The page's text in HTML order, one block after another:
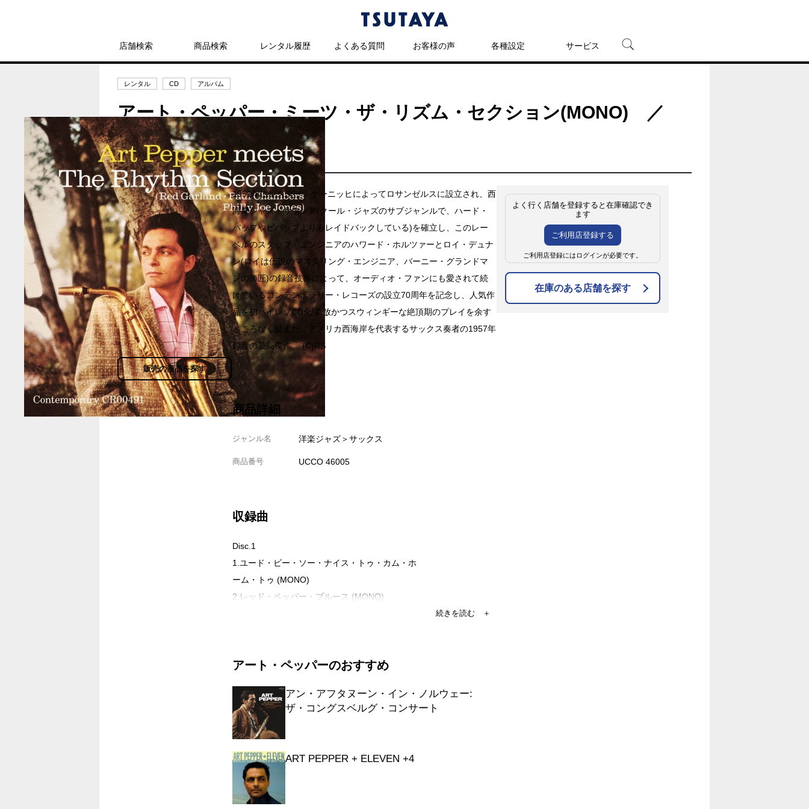
店舗検索 商品検索 レンタル履歴 よくある質問 お客様の声 各種設定 サービス
TSUTAYAプレミアムNEXT
レンタル CD アルバム
アート・ペッパー・ミーツ・ザ・リズム・セクション(MONO) ／
アート・ペッパー
レンタル開始日：2022年11月12日
販売の商品を探す
1951年にレスター・ケーニッヒによってロサンゼルスに設立され、西
海岸ジャズ・サウンド(クール・ジャズのサブジャンルで、ハード・
バップやビバップよりもレイドバックしている)を確立し、このレー
ベルのスタッフ・エンジニアのハワード・ホルツァーとロイ・デュナ
ン(ロイは伝説のマスタリング・エンジニア、バーニー・グランドマ
ンの師匠)の録音技術によって、オーディオ・ファンにも愛されて続
けているコンテンポラリー・レコーズの設立70周年を記念し、人気作
品を初ハイレゾCD化!豪放かつスウィンギーな絶頂期のプレイを余す
ところなく捉えた、アメリカ西海岸を代表するサックス奏者の1957年
録音の最高傑作。 (C)RS
商品詳細
ジャンル名 洋楽ジャズ＞サックス
商品番号 UCCO 46005
収録曲
Disc.1
1.ユード・ビー・ソー・ナイス・トゥ・カム・ホ
ーム・トゥ (MONO)
2.レッド・ペッパー・ブルース (MONO)
6.ジャズ・ミー・ブルース (MONO)
8.スター・アイズ (MONO)
9.バークス・ワークス (MONO)
アート・ペッパーのおすすめ
アン・アフタヌーン・イン・ノルウェー:
ザ・コングスベルグ・コンサート
ART PEPPER + ELEVEN +4
よく行く店舗を登録すると在庫確認でき
ます
ご利用店登録する
ご利用店登録にはログインが必要です。
在庫のある店舗を探す